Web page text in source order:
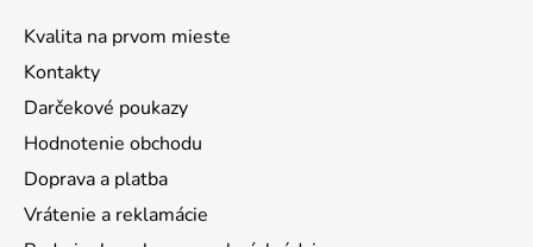
Kvalita na prvom mieste
Kontakty
Darčekové poukazy
Hodnotenie obchodu
Doprava a platba
Vrátenie a reklamácie